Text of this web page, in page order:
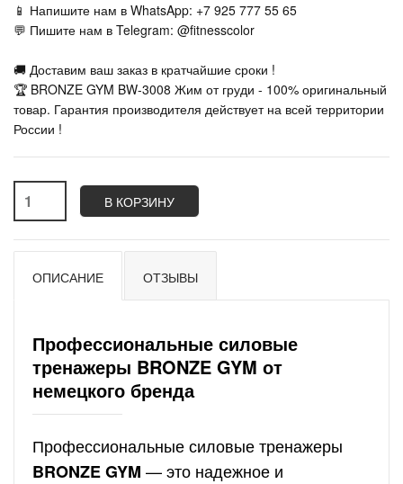
📱 Напишите нам в WhatsApp: +7 925 777 55 65
💬 Пишите нам в Telegram: @fitnesscolor
🚚 Доставим ваш заказ в кратчайшие сроки !
🏆 BRONZE GYM BW-3008 Жим от груди - 100% оригинальный
товар. Гарантия производителя действует на всей территории
России !
В КОРЗИНУ
ОПИСАНИЕ ОТЗЫВЫ
Профессиональные силовые
тренажеры BRONZE GYM от
немецкого бренда
Профессиональные силовые тренажеры
BRONZE GYM — это надежное и